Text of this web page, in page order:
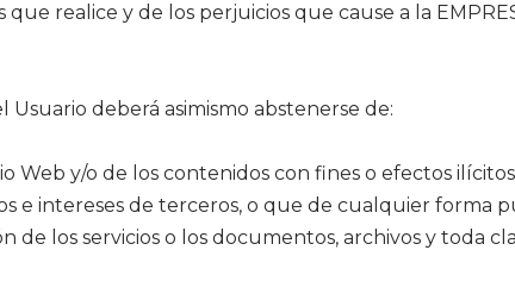
que realice y de los perjuicios que cause a la
deberá asimismo abstenerse de:
y/o de los contenidos con fines o efectos
e intereses de terceros, o que de cualquier forma
los servicios o los documentos, archivos y toda